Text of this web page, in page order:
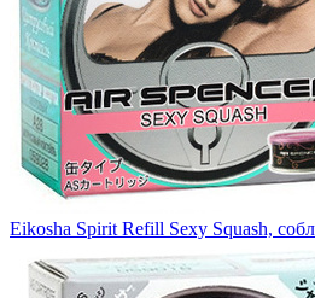
Eikosha Spirit Refill Sexy Squash,